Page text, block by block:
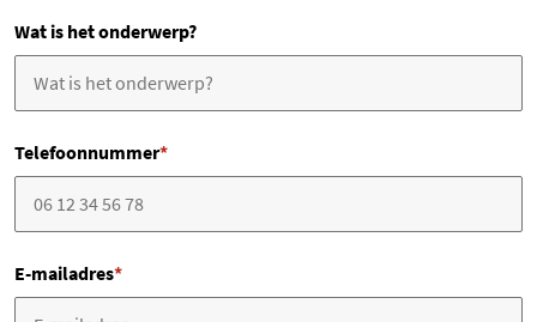
Wat is het onderwerp?
Telefoonnummer*
E-mailadres*